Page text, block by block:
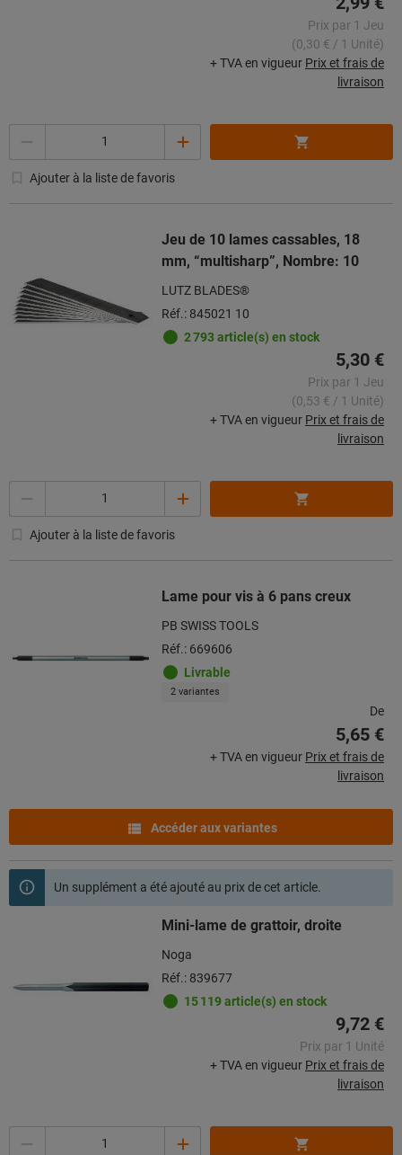
Prix par 1 Jeu
(0,30 € / 1 Unité)
+ TVA en vigueur Prix et frais de
livraison
Ajouter à la liste de favoris
Jeu de 10 lames cassables, 18
mm, “multisharp”, Nombre: 10
LUTZ BLADES®
Réf.: 845021 10
2 793 article(s) en stock
5,30 €
Prix par 1 Jeu
(0,53 € / 1 Unité)
+ TVA en vigueur Prix et frais de
livraison
Ajouter à la liste de favoris
Lame pour vis à 6 pans creux
PB SWISS TOOLS
Réf.: 669606
Livrable
2 variantes
De
5,65 €
+ TVA en vigueur Prix et frais de
livraison
Accéder aux variantes
Un supplément a été ajouté au prix de cet article.
Mini-lame de grattoir, droite
Noga
Réf.: 839677
15 119 article(s) en stock
9,72 €
Prix par 1 Unité
+ TVA en vigueur Prix et frais de
livraison